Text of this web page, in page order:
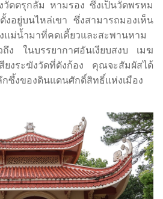
วัดตรุกลัม หามรอง ซึ่งเป็นวัดพรหม
อยู่บนไหล่เขา ซึ่งสามารถมองเห็น
ม่น้ำมาที่คดเคี้ยวและสะพานหาม
ถึง ในบรรยากาศอันเงียบสงบ เมฆ
ยงระฆังวัดที่ดังก้อง คุณจะสัมผัสได้
ซึ้งของดินแดนศักดิ์สิทธิ์แห่งเมือง